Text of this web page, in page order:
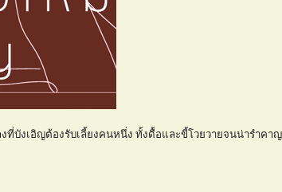
งที่บังเอิญต้องรับเลี้ยงคนหนึ่ง ทั้งดื้อและขี้โวยวายจนน่ารำคา